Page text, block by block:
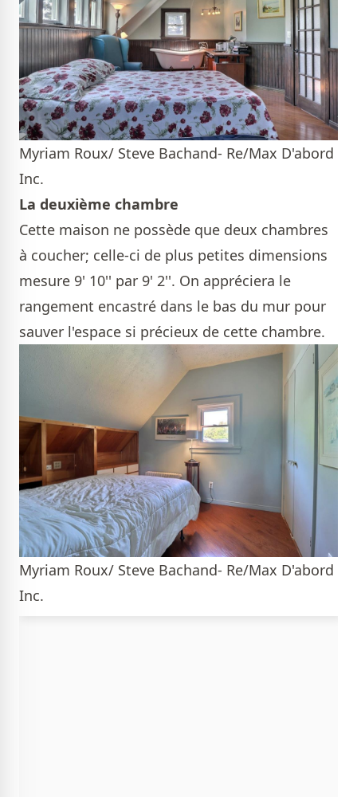
Myriam Roux/ Steve Bachand- Re/Max D'abord
Inc.
La deuxième chambre
Cette maison ne possède que deux chambres
à coucher; celle-ci de plus petites dimensions
mesure 9' 10'' par 9' 2''. On appréciera le
rangement encastré dans le bas du mur pour
sauver l'espace si précieux de cette chambre.
Myriam Roux/ Steve Bachand- Re/Max D'abord
Inc.